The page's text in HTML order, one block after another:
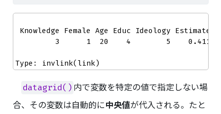
Knowledge Female Age Educ Ideology
3      1  20    4        5    0.411
Type: invlink(link)
datagrid() 内で変数を特定の値で指定しない場
合、その変数は自動的に中央値が代入される。たと